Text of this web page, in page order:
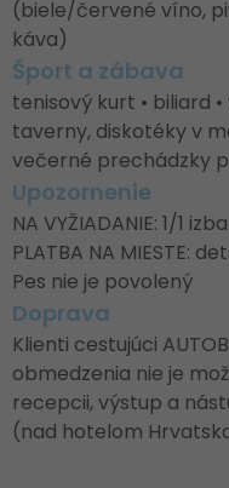
(biele/červené víno,
káva)
Šport a zábava
tenisový kurt • biliard
taverny, diskotéky v
večerné prechádzky
Upozornenie
NA VYŽIADANIE: 1/1
PLATBA NA MIESTE:
Pes nie je povolený
Doprava
Klienti cestujúci
obmedzenia nie je
recepcii, výstup a
(nad hotelom